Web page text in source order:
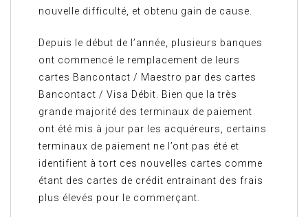
nouvelle difficulté, et obtenu gain de cause.
Depuis le début de l’année, plusieurs banques
ont commencé le remplacement de leurs
cartes Bancontact / Maestro par des cartes
Bancontact / Visa Débit. Bien que la très
grande majorité des terminaux de paiement
ont été mis à jour par les acquéreurs, certains
terminaux de paiement ne l’ont pas été et
identifient à tort ces nouvelles cartes comme
étant des cartes de crédit entrainant des frais
plus élevés pour le commerçant.